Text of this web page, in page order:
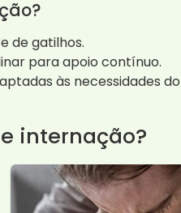
de gatilhos.
para apoio contínuo.
às necessidades
internação?